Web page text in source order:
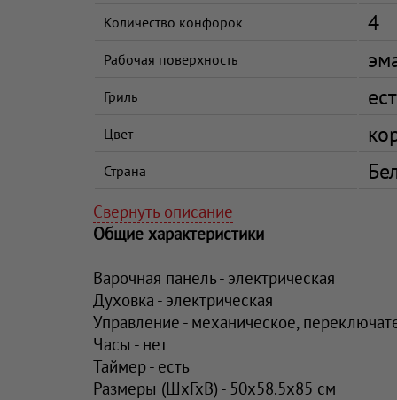
Количество конфорок 4
Рабочая поверхность
Гриль
Цвет
Страна
Свернуть описание
Общие характеристики
Варочная панель - электрическая
Духовка - электрическая
Управление - механическое,
Часы - нет
Таймер - есть
Размеры (ШхГхВ) - 50x58.5x85 см